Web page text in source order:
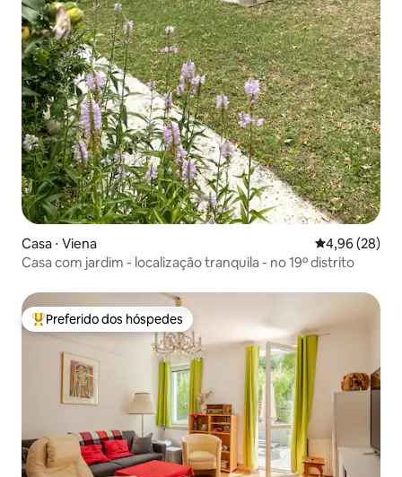
Casa ⋅ Viena 4,96 de uma
4,96 (28)
Casa com jardim - localização tranquila - no 19º distrito
Entre os melhores preferidos dos hóspedes
Preferido dos hóspedes